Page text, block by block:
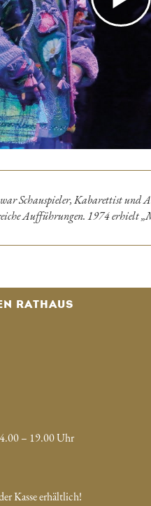
Schauspieler, Kabarettist und
Aufführungen. 1974 erhielt
RATHAUS
– 19.00 Uhr
Kasse erhältlich!